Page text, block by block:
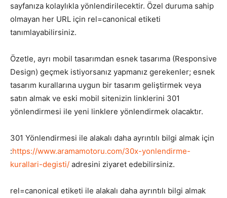
sayfanıza kolaylıkla yönlendirilecektir. Özel duruma sahip
olmayan her URL için rel=canonical etiketi
tanımlayabilirsiniz.
Özetle, ayrı mobil tasarımdan esnek tasarıma (Responsive
Design) geçmek istiyorsanız yapmanız gerekenler; esnek
tasarım kurallarına uygun bir tasarım geliştirmek veya
satın almak ve eski mobil sitenizin linklerini 301
yönlendirmesi ile yeni linklere yönlendirmek olacaktır.
301 Yönlendirmesi ile alakalı daha ayrıntılı bilgi almak için
:https://www.aramamotoru.com/30x-yonlendirme-
kurallari-degisti/ adresini ziyaret edebilirsiniz.
rel=canonical etiketi ile alakalı daha ayrıntılı bilgi almak